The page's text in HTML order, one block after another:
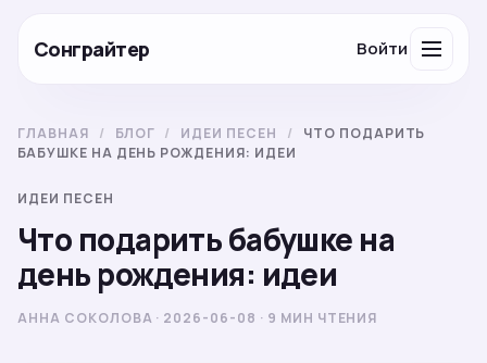
Сонграйтер Войти
ГЛАВНАЯ / БЛОГ / ИДЕИ ПЕСЕН /
ЧТО ПОДАРИТЬ
БАБУШКЕ НА ДЕНЬ РОЖДЕНИЯ: ИДЕИ
ИДЕИ ПЕСЕН
Что подарить бабушке на
день рождения: идеи
АННА СОКОЛОВА · 2026-06-08 · 9 МИН ЧТЕНИЯ